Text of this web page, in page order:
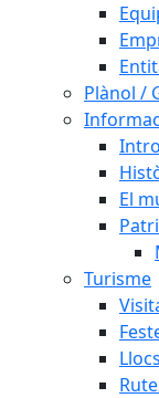
Plànol /
El
Turisme